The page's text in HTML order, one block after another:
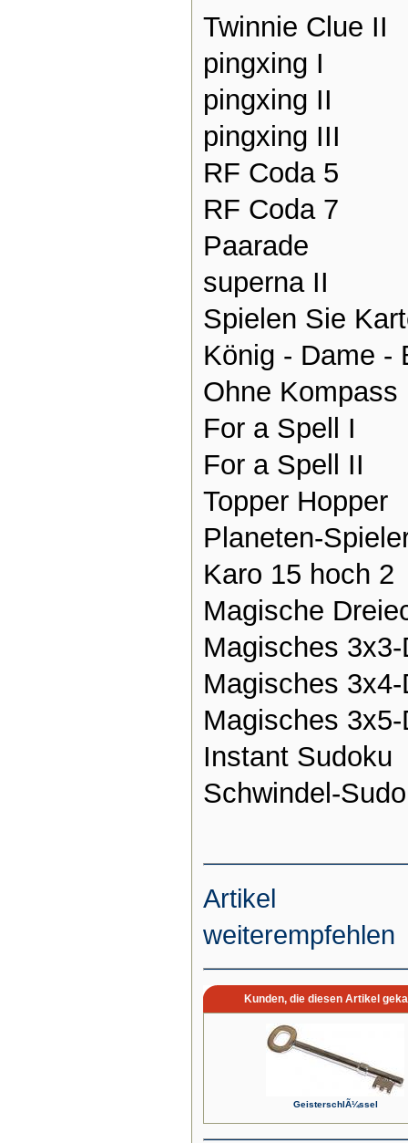
Twinnie Clue II
pingxing I
pingxing II
pingxing III
RF Coda 5
RF Coda 7
Paarade
superna II
Spielen Sie
König - Dame -
Ohne Kompass
For a Spell I
For a Spell II
Topper Hopper
Planeten-
Karo 15 hoch 2
Magische
Magisches
Magisches
Magisches
Instant Sudoku
Schwindel-
Artikel
weiterempfehlen
Kunden, die diesen Artikel
GeisterschlÃ¼ssel